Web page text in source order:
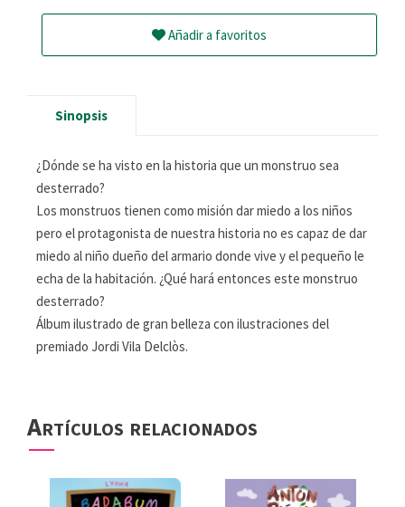
Añadir a favoritos
Sinopsis
¿Dónde se ha visto en la historia que un monstruo sea
desterrado?
Los monstruos tienen como misión dar miedo a los niños
pero el protagonista de nuestra historia no es capaz de dar
miedo al niño dueño del armario donde vive y el pequeño le
echa de la habitación. ¿Qué hará entonces este monstruo
desterrado?
Álbum ilustrado de gran belleza con ilustraciones del
premiado Jordi Vila Delclòs.
Artículos relacionados